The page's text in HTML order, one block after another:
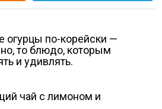
огурцы по-корейски —
то блюдо, которым
и удивлять.
чай с лимоном и